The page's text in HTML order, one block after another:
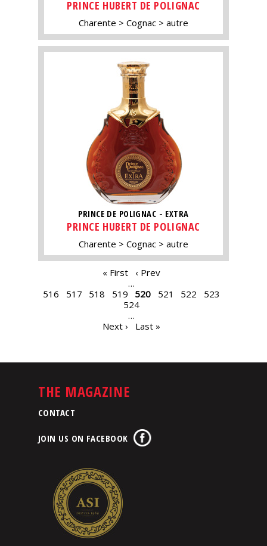
PRINCE HUBERT DE POLIGNAC
Charente Cognac autre
PRINCE DE POLIGNAC - EXTRA
PRINCE HUBERT DE POLIGNAC
Charente Cognac autre
« First
‹ Prev
…
516
517 518 519 520 521 522
523
524
…
Next ›
Last »
THE MAGAZINE
CONTACT
JOIN US ON FACEBOOK